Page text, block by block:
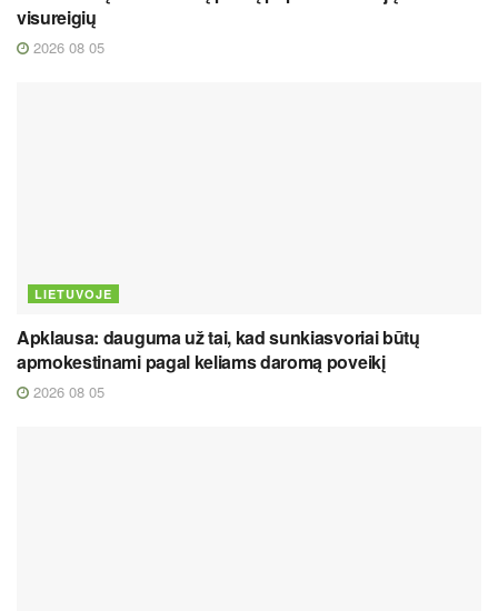
visureigių
2026 08 05
LIETUVOJE
Apklausa: dauguma už tai, kad sunkiasvoriai būtų
apmokestinami pagal keliams daromą poveikį
2026 08 05